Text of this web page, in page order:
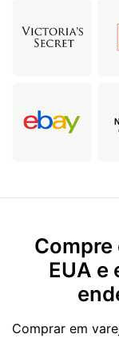
EUA e
Comprar em